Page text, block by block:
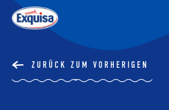
ZURÜCK ZUM VORHERIGEN